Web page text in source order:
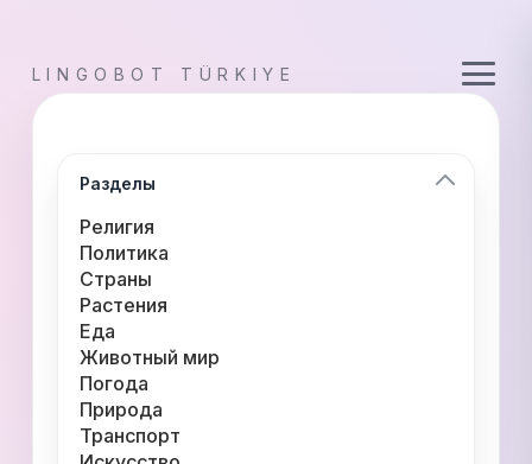
LINGOBOT TÜRKIYE
Разделы
Религия
Политика
Страны
Растения
Еда
Животный мир
Погода
Природа
Транспорт